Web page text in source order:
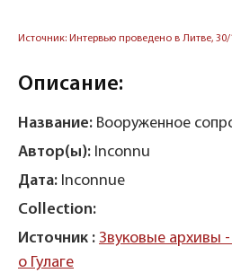
Источник: Интервью проведено в Литве,
Описание:
Название: Вооруженное
Автор(ы): Inconnu
Дата: Inconnue
Collection:
Источник : Звуковые архивы
о Гулаге